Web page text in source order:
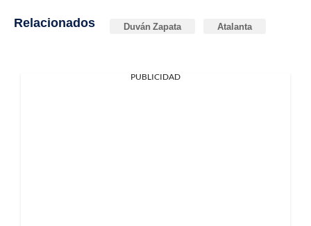
Relacionados Duván Zapata Atalanta
PUBLICIDAD